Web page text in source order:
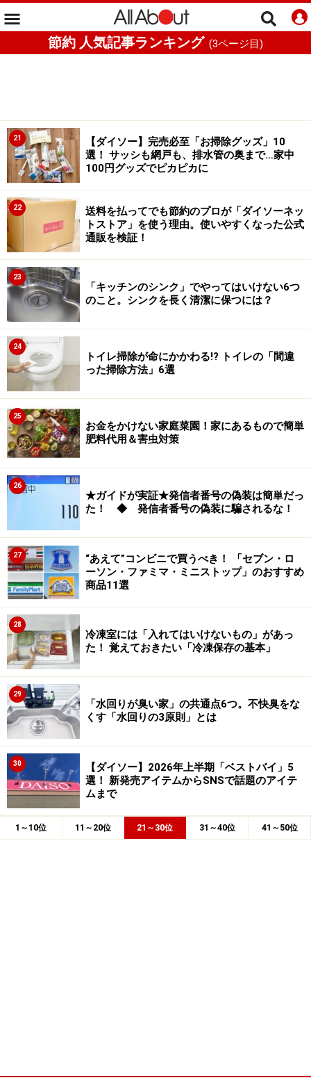
節約 人気記事ランキング (3ページ目)
21
【ダイソー】完売必至「お掃除グッズ」10
選！ サッシも網戸も、排水管の奥まで…家中
100円グッズでピカピカに
22
送料を払ってでも節約のプロが「ダイソーネッ
トストア」を使う理由。使いやすくなった公式
通販を検証！
23
「キッチンのシンク」でやってはいけない6つ
のこと。シンクを長く清潔に保つには？
24
トイレ掃除が命にかかわる!? トイレの「間違
った掃除方法」6選
25
お金をかけない家庭菜園！家にあるもので簡単
肥料代用＆害虫対策
26
★ガイドが実証★発信者番号の偽装は簡単だっ
た！ ◆ 発信者番号の偽装に騙されるな！
27
“あえて”コンビニで買うべき！ 「セブン・ロ
ーソン・ファミマ・ミニストップ」のおすすめ
商品11選
28
冷凍室には「入れてはいけないもの」があっ
た！ 覚えておきたい「冷凍保存の基本」
29
「水回りが臭い家」の共通点6つ。不快臭をな
くす「水回りの3原則」とは
30
【ダイソー】2026年上半期「ベストバイ」5
選！ 新発売アイテムからSNSで話題のアイテ
ムまで
1～10位 11～20位 21～30位 31～40位 41～50位